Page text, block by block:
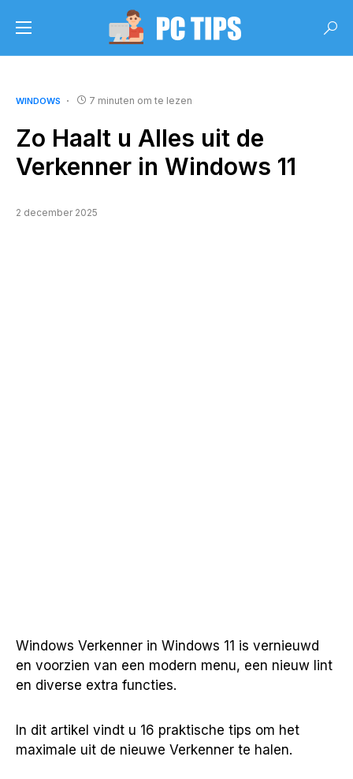
WINDOWS 7 minuten om te lezen
Zo Haalt u Alles uit de
Verkenner in Windows 11
2 december 2025
Windows Verkenner in Windows 11 is vernieuwd
en voorzien van een modern menu, een nieuw lint
en diverse extra functies.
In dit artikel vindt u 16 praktische tips om het
maximale uit de nieuwe Verkenner te halen.